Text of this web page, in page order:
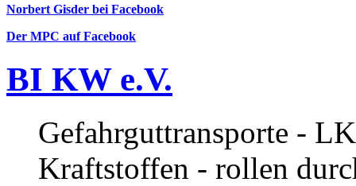
Norbert Gisder bei Facebook
Der MPC auf Facebook
BI KW e.V.
Gefahrguttransporte -
Kraftstoffen - rollen